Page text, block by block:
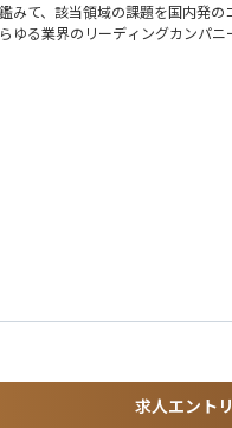
て、該当領域の課題を国内発
る業界のリーディングカンパ
築、実行支援までのご支援を一
視化、脆弱性診断・ペネトレー
の策定 等
演習の実行、IR/CSIRT/SOC運
により攻撃は低コスト・高頻
設定不備を起点とするリスク
ロセス・自動化・組織設計を含
でをBCP/DRと統合。
有
求人エント